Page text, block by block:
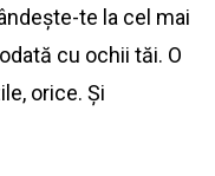
te la cel mai
cu ochii tăi. O
orice. Și